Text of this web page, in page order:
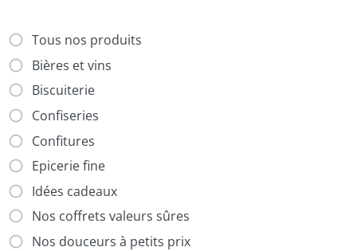
Tous nos produits
Bières et vins
Biscuiterie
Confiseries
Confitures
Epicerie fine
Idées cadeaux
Nos coffrets valeurs sûres
Nos douceurs à petits prix